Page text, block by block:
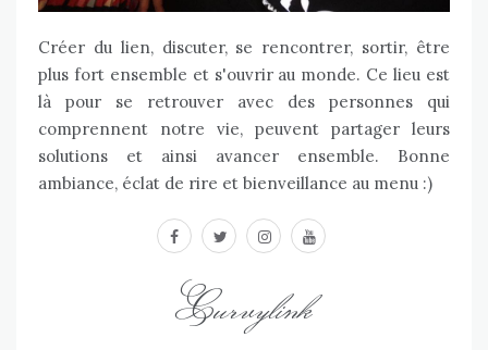
Créer du lien, discuter, se rencontrer, sortir, être
plus fort ensemble et s'ouvrir au monde. Ce lieu est
là pour se retrouver avec des personnes qui
comprennent notre vie, peuvent partager leurs
solutions et ainsi avancer ensemble. Bonne
ambiance, éclat de rire et bienveillance au menu :)
facebooktwitterinstagram
youtube
Curvylink